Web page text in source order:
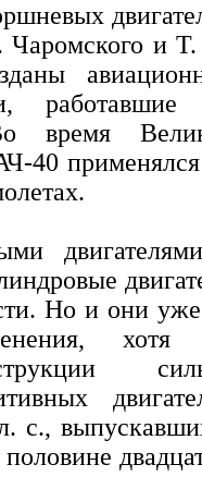
Чаромского и
работавшие
время
40
Но и они
хотя
с.,